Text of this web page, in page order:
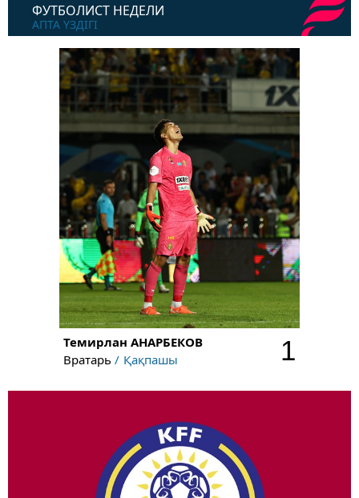
ФУТБОЛИСТ НЕДЕЛИ
АПТА ҮЗДІГІ
Темирлан АНАРБЕКОВ
Вратарь
Қақпашы 1